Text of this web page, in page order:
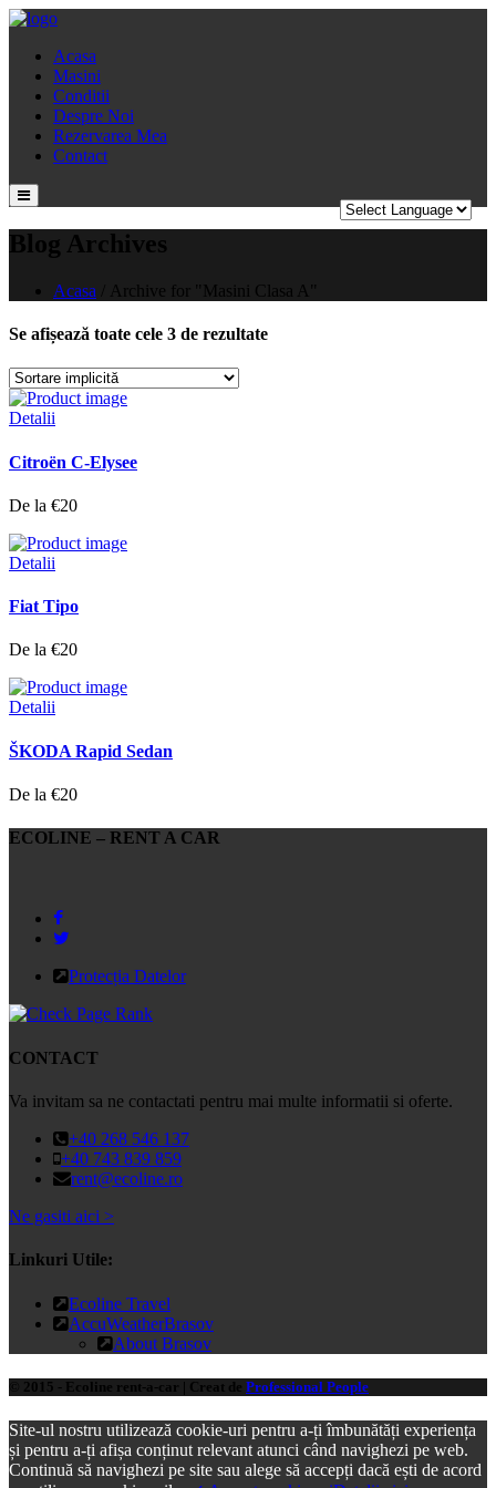
Acasa
Masini
Conditii
Despre Noi
Rezervarea Mea
Contact
Blog Archives
Acasa Archive for "Masini Clasa A"
Se afișează toate cele 3 de rezultate
Detalii
Citroën C-Elysee
De la €20
Detalii
Fiat Tipo
De la €20
Detalii
ŠKODA Rapid Sedan
De la €20
ECOLINE – RENT A CAR
Protecția Datelor
CONTACT
Va invitam sa ne contactati pentru mai multe informatii si oferte.
+40 268 546 137
+40 743 839 859
rent@ecoline.ro
Ne gasiti aici >
Linkuri Utile:
Ecoline Travel
AccuWeatherBrasov
About Brasov
© 2015 - Ecoline rent-a-car | Creat de Professional People
Site-ul nostru utilizează cookie-uri pentru a-ți îmbunătăți experiența
și pentru a-ți afișa conținut relevant atunci când navighezi pe web.
Continuă să navighezi pe site sau alege să accepți dacă ești de acord